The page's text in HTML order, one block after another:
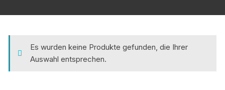
Es wurden keine Produkte gefunden, die Ihrer
Auswahl entsprechen.